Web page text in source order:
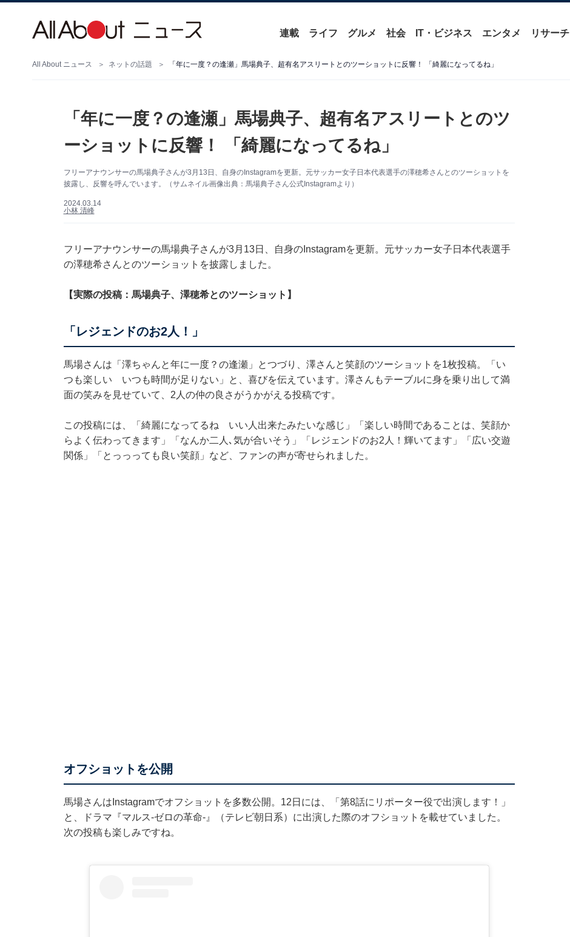
連載 ライフ グルメ 社会 IT・ビジネス エンタメ リサーチ
All About ニュース ネットの話題 「年に一度？の逢瀬」馬場典子、超有名アスリートとのツーショットに反響！ 「綺麗になってるね」
「年に一度？の逢瀬」馬場典子、超有名アスリートとのツ
ーショットに反響！ 「綺麗になってるね」
フリーアナウンサーの馬場典子さんが3月13日、自身のInstagramを更新。元サッカー女子日本代表選手の澤穂希さんとのツーショットを
披露し、反響を呼んでいます。（サムネイル画像出典：馬場典子さん公式Instagramより）
2024.03.14
小林 清峰
フリーアナウンサーの馬場典子さんが3月13日、自身のInstagramを更新。元サッカー女子日本代表選手
の澤穂希さんとのツーショットを披露しました。
【実際の投稿：馬場典子、澤穂希とのツーショット】
「レジェンドのお2人！」
馬場さんは「澤ちゃんと年に一度？の逢瀬」とつづり、澤さんと笑顔のツーショットを1枚投稿。「い
つも楽しい いつも時間が足りない」と、喜びを伝えています。澤さんもテーブルに身を乗り出して満
面の笑みを見せていて、2人の仲の良さがうかがえる投稿です。
この投稿には、「綺麗になってるね いい人出来たみたいな感じ」「楽しい時間であることは、笑顔か
らよく伝わってきます」「なんか二人､気が合いそう」「レジェンドのお2人！輝いてます」「広い交遊
関係」「とっっっても良い笑顔」など、ファンの声が寄せられました。
オフショットを公開
馬場さんはInstagramでオフショットを多数公開。12日には、「第8話にリポーター役で出演します！」
と、ドラマ『マルス-ゼロの革命-』（テレビ朝日系）に出演した際のオフショットを載せていました。
次の投稿も楽しみですね。